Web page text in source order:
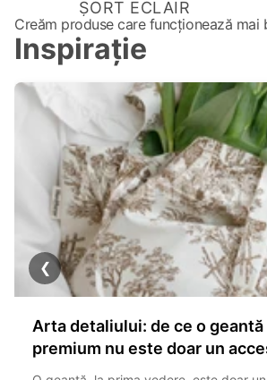
ȘORT ECLAIR
Creăm produse care funcționează mai
Inspirație
❮
Arta detaliului: de ce o
premium nu este doar un